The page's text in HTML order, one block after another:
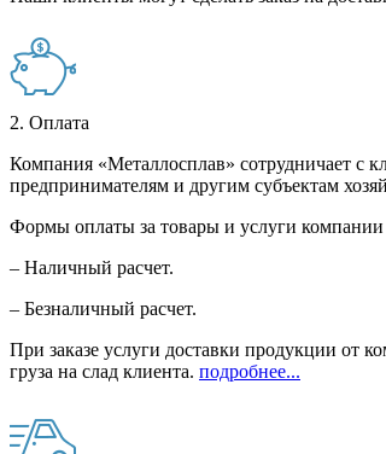
2. Оплата
Компания «Металлосплав» сотрудничает с
предпринимателям и другим субъектам
Формы оплаты за товары и услуги
– Наличный расчет.
– Безналичный расчет.
При заказе услуги доставки продукции от
груза на слад клиента. подробнее...